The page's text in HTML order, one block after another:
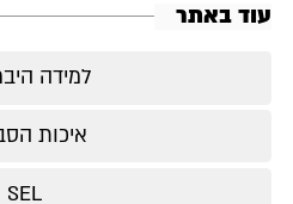
עוד באתר
למידה
איכות
SEL